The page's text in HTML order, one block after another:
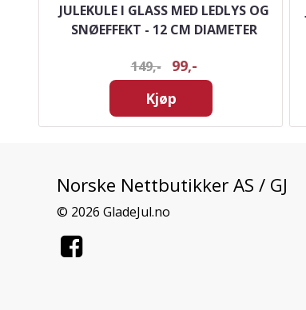
JULEKULE I GLASS MED LEDLYS OG
SNØEFFEKT - 12 CM DIAMETER
149,-
99,-
Kjøp
Norske Nettbutikker AS / GJ
© 2026 GladeJul.no